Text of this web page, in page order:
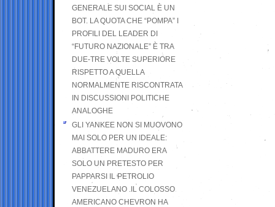
GENERALE SUI SOCIAL È UN
BOT. LA QUOTA CHE “POMPA” I
PROFILI DEL LEADER DI
“FUTURO NAZIONALE” È TRA
DUE-TRE VOLTE SUPERIORE
RISPETTO A QUELLA
NORMALMENTE RISCONTRATA
IN DISCUSSIONI POLITICHE
ANALOGHE
GLI YANKEE NON SI MUOVONO
MAI SOLO PER UN IDEALE:
ABBATTERE MADURO ERA
SOLO UN PRETESTO PER
PAPPARSI IL PETROLIO
VENEZUELANO .IL COLOSSO
AMERICANO CHEVRON HA